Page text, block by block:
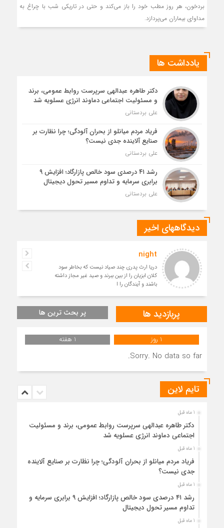
بردخون، هر روز مطب خود را باز می‌کند و حتی در تاریکی شب با چراغ به
مداوای بیماران می‌پردازد.
یادداشت ها
دکتر طاهره عبدالهی سرپرست روابط عمومی، برند
و مسئولیت اجتماعی دماوند انرژی عسلویه شد
علی بردستانی
فریاد مردم میانلو از بحران آلودگی؛ چرا نظارت بر
صنایع آلاینده جدی نیست؟
علی بردستانی
رشد ۴۱ درصدی سود خالص پازارگاد؛ افزایش ۹
برابری سرمایه و تداوم مسیر تحول دیجیتال
علی بردستانی
دیدگاههای اخیر
night
دریا ارث پدری چند صیاد نیست که بخاطر سود
کلان ابزیان را از بین ببرند و صید غیر مجاز داشته
باشند و آیندگان را ا
پربازدید ها پر بحث ترین ها
1 روز 1 هفته
Sorry. No data so far.
تایم لاین
1 ماه قبل
دکتر طاهره عبدالهی سرپرست روابط عمومی، برند و مسئولیت
اجتماعی دماوند انرژی عسلویه شد
1 ماه قبل
فریاد مردم میانلو از بحران آلودگی؛ چرا نظارت بر صنایع آلاینده
جدی نیست؟
1 ماه قبل
رشد ۴۱ درصدی سود خالص پازارگاد؛ افزایش ۹ برابری سرمایه و
تداوم مسیر تحول دیجیتال
1 ماه قبل